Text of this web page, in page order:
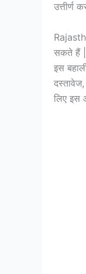
उत्तीर्ण
सकते हैं |
इस
लिए इस